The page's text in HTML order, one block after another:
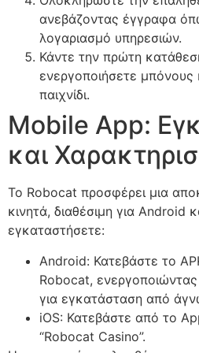
ανεβάζοντας έγγραφα
λογαριασμό υπηρεσιών.
Κάντε την πρώτη
ενεργοποιήσετε μπόνους
παιχνίδι.
Mobile App:
και
Το Robocat προσφέρει μια
κινητά, διαθέσιμη για Android
εγκαταστήσετε:
Android: Κατεβάστε το
Robocat, ενεργοποιώντας
για εγκατάσταση από
iOS: Κατεβάστε από το
“Robocat Casino”.